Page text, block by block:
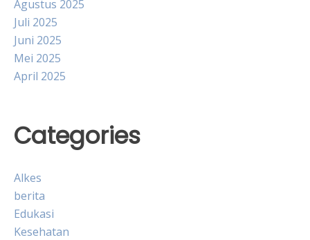
Agustus 2025
Juli 2025
Juni 2025
Mei 2025
April 2025
Categories
Alkes
berita
Edukasi
Kesehatan